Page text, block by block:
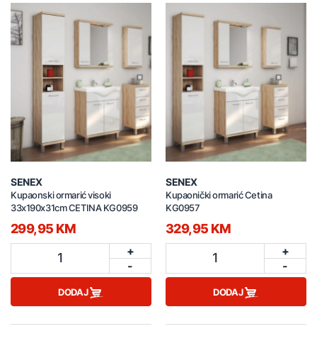
SENEX
Kupaonski ormarić visoki
33x190x31cm CETINA KG0959
299,95 KM
1
+
-
DODAJ
SENEX
Kupaonički ormarić Cetina
KG0957
329,95 KM
1
+
-
DODAJ